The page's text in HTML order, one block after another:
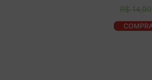
R$14,90